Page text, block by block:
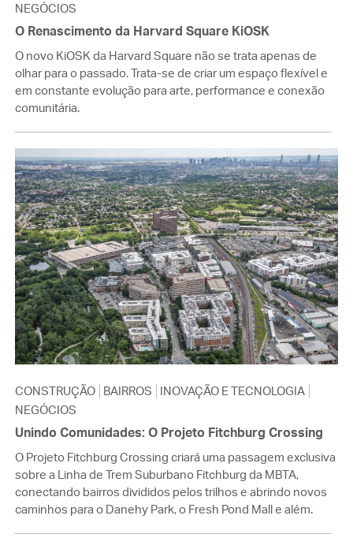
NEGÓCIOS
O Renascimento da Harvard Square KiOSK
O novo KiOSK da Harvard Square não se trata apenas de
olhar para o passado. Trata-se de criar um espaço flexível e
em constante evolução para arte, performance e conexão
comunitária.
CONSTRUÇÃO BAIRROS
INOVAÇÃO E TECNOLOGIA
NEGÓCIOS
Unindo Comunidades: O Projeto Fitchburg Crossing
O Projeto Fitchburg Crossing criará uma passagem exclusiva
sobre a Linha de Trem Suburbano Fitchburg da MBTA,
conectando bairros divididos pelos trilhos e abrindo novos
caminhos para o Danehy Park, o Fresh Pond Mall e além.